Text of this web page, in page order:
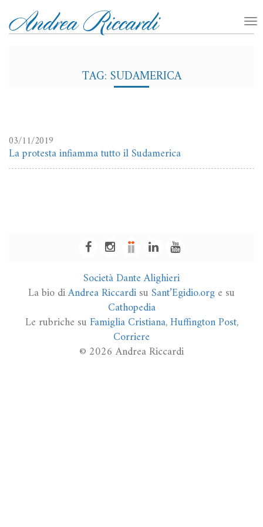
TAG: SUDAMERICA
03/11/2019
La protesta infiamma tutto il Sudamerica
Società Dante Alighieri
La bio diAndrea RiccardisuSant’Egidio.orge su
Cathopedia
Le rubriche suFamiglia Cristiana,Huffington Post,
Corriere
© 2026 Andrea Riccardi